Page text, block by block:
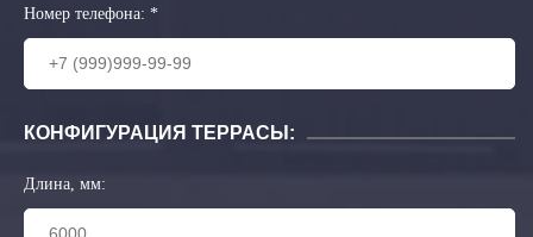
Номер телефона: *
КОНФИГУРАЦИЯ ТЕРРАСЫ:
Длина, мм: